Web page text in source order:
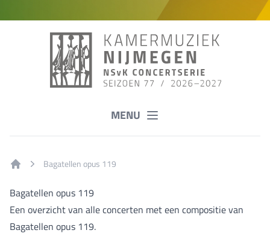
MENU
Bagatellen opus 119
Bagatellen opus 119
Een overzicht van alle concerten met een compositie van
Bagatellen opus 119.